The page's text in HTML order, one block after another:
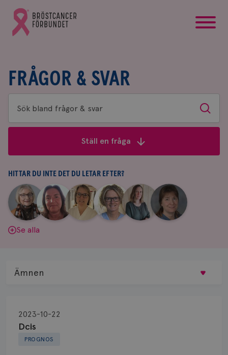
Gå
till
Bröstcancerförbundets
FRÅGOR & SVAR
Sök
bland
&
svar
Sök
Ställ en fråga
HITTAR DU INTE DET DU LETAR EFTER?
Aina
Johnsson
|
Anne
Andersson
Fredrika
Killander
|
Jeanette
Bäcklund
|
Maria
Edegran
|
Yvette
Andersson
Se alla
PROGNOS
Dcis
2023-10-22
Ämnen
Biopsi
Biverkningar